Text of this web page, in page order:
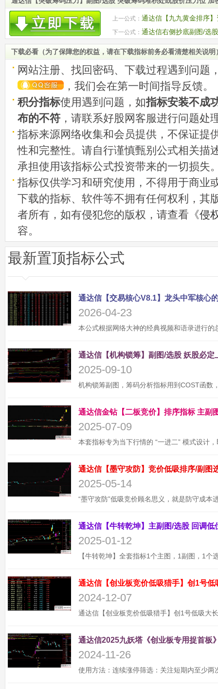
上一公式： 通达信【九九黄金排序
一种模拟排序 源码 附图
下一公式： 通达信右侧抄底副图/选
下载必看（为了保障您的权益，请在下载指标前务必看清楚相关说明
网站注册、找回密码、下载过程遇到问题
，我们会在第一时间指导反馈。
积分指标使用遇到问题，如指标安装不成
布的不符 ，请联系好股网客服进行问题处
指标来源网络收集和会员提供，不保证提
性和完整性。请自行谨慎甄别公式相关描
承担使用该指标公式投资带来的一切损失
指标仅供学习和研究使用，不得用于商业
下载的指标、软件等不拥有任何权利，其
者所有，如有侵犯您的版权，请查看《侵
容。
最新置顶指标公式
2026-04-23
2025-09-10
2025-07-09
2025-05-14
2025-01-12
通达信【创业板竞价低吸猎手】创1号
2024-12-07
通达信2025九妖塔《创业板专用捉首板
2024-11-26